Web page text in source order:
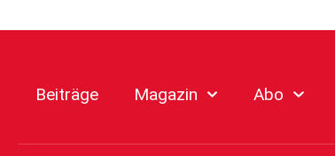
Beiträge Magazin Abo